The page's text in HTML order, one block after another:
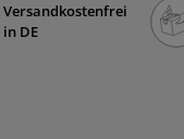
Versandkostenfrei
in DE